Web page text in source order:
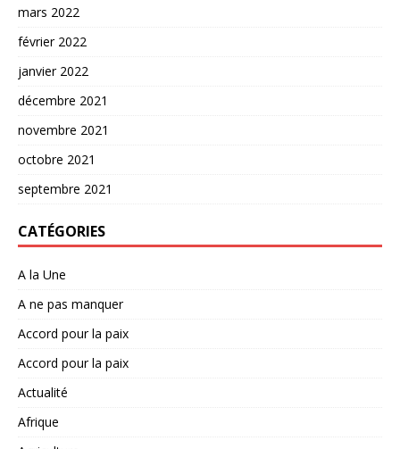
mars 2022
février 2022
janvier 2022
décembre 2021
novembre 2021
octobre 2021
septembre 2021
CATÉGORIES
A la Une
A ne pas manquer
Accord pour la paix
Accord pour la paix
Actualité
Afrique